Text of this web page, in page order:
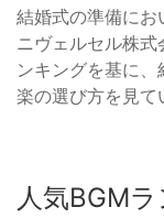
結婚式の準備にお
ニヴェルセル株
ンキングを基に
楽の選び方を見て
人気BGM